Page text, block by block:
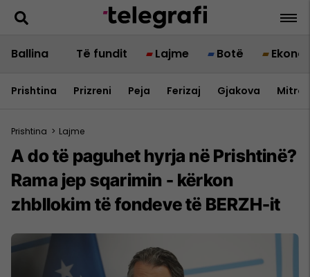
Ballina Të fundit Lajme Botë
Prishtina Prizreni Peja Ferizaj Gjakova
Prishtina > Lajme
A do të paguhet hyrja në Prishtinë?
Rama jep sqarimin - kërkon
zhbllokim të fondeve të BERZH-it